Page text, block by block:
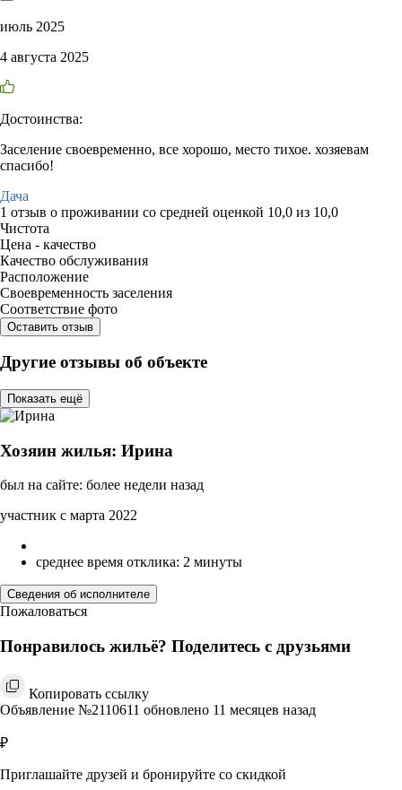
июль 2025
4 августа 2025
Достоинства:
Заселение своевременно, все хорошо, место тихое. хозяевам
спасибо!
Дача
1 отзыв о проживании со средней оценкой 10,0 из 10,0
Чистота
Цена - качество
Качество обслуживания
Расположение
Своевременность заселения
Соответствие фото
Оставить отзыв
Другие отзывы об объекте
Показать ещё
Хозяин жилья: Ирина
был на сайте: более недели назад
участник с марта 2022
среднее время отклика: 2 минуты
Сведения об исполнителе
Пожаловаться
Понравилось жильё? Поделитесь с друзьями
Копировать ссылку
Объявление №2110611 обновлено 11 месяцев назад
₽
Приглашайте друзей и бронируйте со скидкой